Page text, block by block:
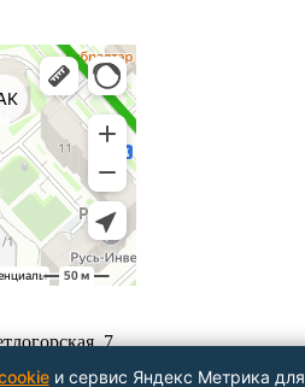
7
и сервис Яндекс Метрика для